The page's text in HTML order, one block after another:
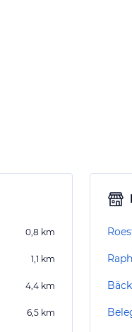
0,8 km
1,1 km
4,4 km
6,5 km